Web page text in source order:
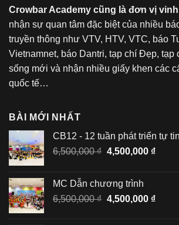
Crowbar Academy cũng là đơn vị
nhận sự quan tâm đặc biệt của nhiều
truyền thông như VTV, HTV, VTC, báo
Vietnamnet, báo Dantri, tạp chí Đẹp, tạp
sống mới và nhận nhiều giấy khen các
quốc tế…
BÀI MỚI NHẤT
CB12 - 12 tuần phát triển tự
6,500,000₫ Giá
6,500,000 ₫.
4,500,000 ₫Giá
MC Dẫn chương trình
6,500,000₫ Giá
4,500,000 ₫Giá